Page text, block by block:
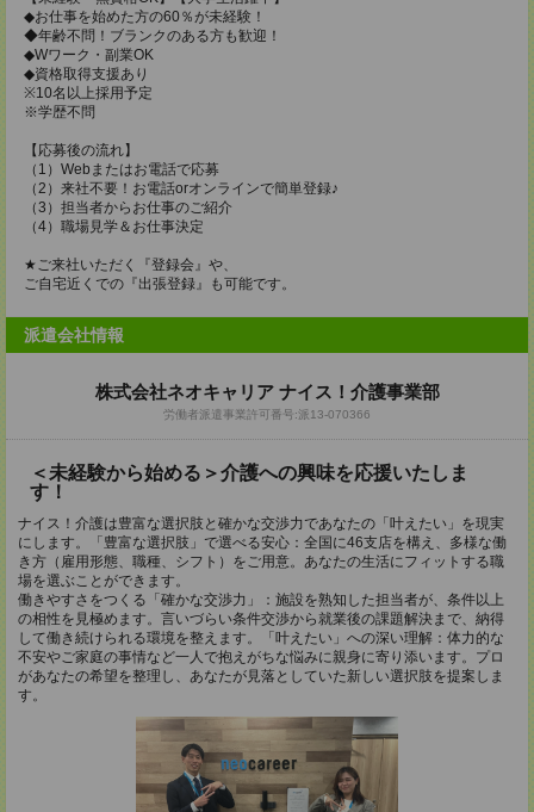
◆お仕事を始めた方の60％が未経験！
◆年齢不問！ブランクのある方も歓迎！
◆Wワーク・副業OK
◆資格取得支援あり
※10名以上採用予定
※学歴不問
【応募後の流れ】
（1）Webまたはお電話で応募
（2）来社不要！お電話orオンラインで簡単登録♪
（3）担当者からお仕事のご紹介
（4）職場見学＆お仕事決定
★ご来社いただく『登録会』や、
ご自宅近くでの『出張登録』も可能です。
派遣会社情報
株式会社ネオキャリア ナイス！介護事業部
労働者派遣事業許可番号:派13-070366
＜未経験から始める＞介護への興味を応援いたしま
す！
ナイス！介護は豊富な選択肢と確かな交渉力であなたの「叶えたい」を現実
にします。「豊富な選択肢」で選べる安心：全国に46支店を構え、多様な働
き方（雇用形態、職種、シフト）をご用意。あなたの生活にフィットする職
場を選ぶことができます。
働きやすさをつくる「確かな交渉力」：施設を熟知した担当者が、条件以上
の相性を見極めます。言いづらい条件交渉から就業後の課題解決まで、納得
して働き続けられる環境を整えます。「叶えたい」への深い理解：体力的な
不安やご家庭の事情など一人で抱えがちな悩みに親身に寄り添います。プロ
があなたの希望を整理し、あなたが見落としていた新しい選択肢を提案しま
す。